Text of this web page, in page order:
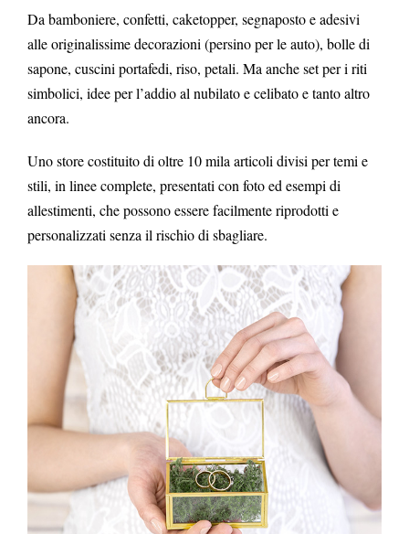
Da bamboniere, confetti, caketopper, segnaposto e adesivi
alle originalissime decorazioni (persino per le auto), bolle di
sapone, cuscini portafedi, riso, petali. Ma anche set per i riti
simbolici, idee per l’addio al nubilato e celibato e tanto altro
ancora.
Uno store costituito di oltre 10 mila articoli divisi per temi e
stili, in linee complete, presentati con foto ed esempi di
allestimenti, che possono essere facilmente riprodotti e
personalizzati senza il rischio di sbagliare.